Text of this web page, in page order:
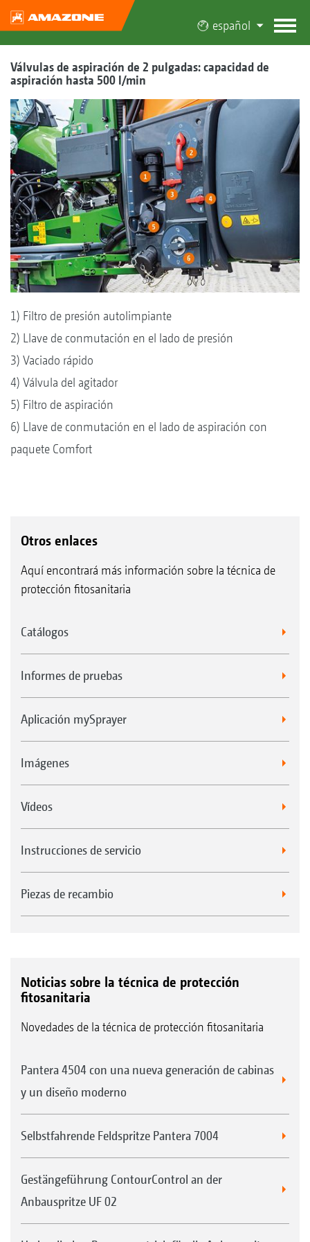
español
Válvulas de aspiración de 2 pulgadas: capacidad de
aspiración hasta 500 l/min
1) Filtro de presión autolimpiante
2) Llave de conmutación en el lado de presión
3) Vaciado rápido
4) Válvula del agitador
5) Filtro de aspiración
6) Llave de conmutación en el lado de aspiración con
paquete Comfort
Otros enlaces
Aquí encontrará más información sobre la técnica de
protección fitosanitaria
Catálogos
Informes de pruebas
Aplicación mySprayer
Imágenes
Vídeos
Instrucciones de servicio
Piezas de recambio
Noticias sobre la técnica de protección
fitosanitaria
Novedades de la técnica de protección fitosanitaria
Pantera 4504 con una nueva generación de cabinas
y un diseño moderno
Selbstfahrende Feldspritze Pantera 7004
Gestängeführung ContourControl an der
Anbauspritze UF 02